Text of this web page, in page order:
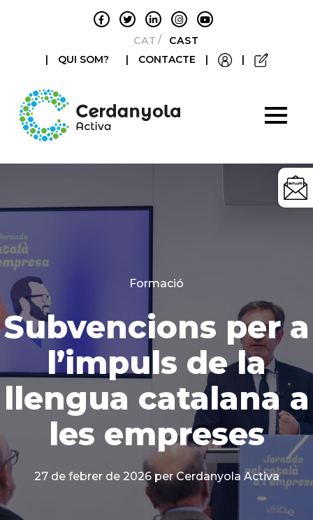
CATALÀCASTELLANO
|
QUI SOM? | CONTACTE | |
Categories
Formació
Subvencions per a
l’impuls de la
llengua catalana a
les empreses
27 de febrer de 2026 per Cerdanyola Activa